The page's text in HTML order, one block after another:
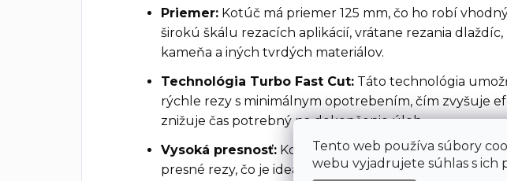
Tento web používa súbory
webu vyjadrujete súhlas s ich
Priemer: Kotúč má priemer 125 mm, čo ho robí
širokú škálu rezacích aplikácií, vrátane rezania
kameňa a iných tvrdých materiálov.
Technológia Turbo Fast Cut: Táto technológia
rýchle rezy s minimálnym opotrebením, čím zvyšuje
znižuje čas potrebný na dokončenie úloh.
Vysoká presnosť: Kotúč je navrhnutý tak, aby
presné rezy, čo je ideálne pre projekty, kde je dôležitý